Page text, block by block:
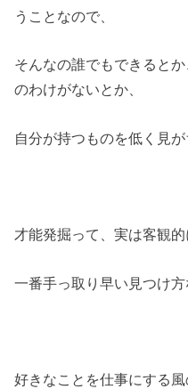
うことなので、
そんなの誰でもできると
のわけがないとか、
自分が持つものを低く見が
才能発掘って、実は客観
一番手っ取り早い見つけ
好きなことを仕事にする